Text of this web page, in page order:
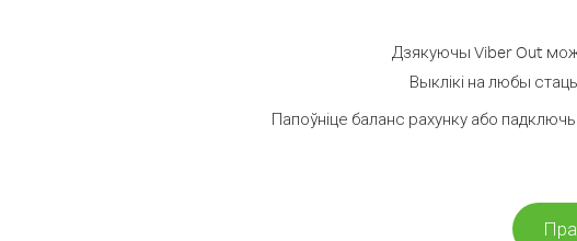
Дзякуючы Viber Out
Выклікі на любы
Папоўніце баланс рахунку або